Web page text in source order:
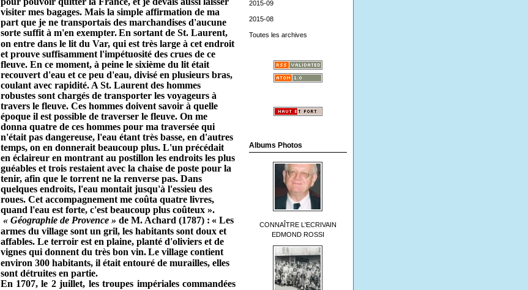
2015-09
2015-08
Toutes les archives
Albums Photos
CONNAÎTRE L'ECRIVAIN
EDMOND ROSSI
visiter mes bagages. Mais la simple affirmation de ma
part que je ne transportais des marchandises d'aucune
sorte suffit à m'en exempter. En sortant de St. Laurent,
on entre dans le lit du Var, qui est très large à cet endroit
et prouve suffisamment l'impétuosité des crues de ce
fleuve. En ce moment, à peine le sixième du lit était
recouvert d'eau et ce peu d'eau, divisé en plusieurs bras,
coulant avec rapidité. A St. Laurent des hommes
robustes sont chargés de transporter les voyageurs à
travers le fleuve. Ces hommes doivent savoir à quelle
époque il est possible de traverser le fleuve. On me
donna quatre de ces hommes pour ma traversée qui
n'était pas dangereuse, l'eau étant très basse, en d'autres
temps, on en donnerait beaucoup plus. L'un précédait
en éclaireur en montrant au postillon les endroits les plus
guéables et trois restaient avec la chaise de poste pour la
tenir, afin que le torrent ne la renverse pas. Dans
quelques endroits, l'eau montait jusqu'à l'essieu des
roues. Cet accompagnement me coûta quatre livres,
quand l'eau est forte, c'est beaucoup plus coûteux ».
« Géographie de Provence » de M. Achard (1787) : « Les
armes du village sont un gril, les habitants sont doux et
affables. Le terroir est en plaine, planté d'oliviers et de
vignes qui donnent du très bon vin. Le village contient
environ 300 habitants, il était entouré de murailles, elles
sont détruites en partie.
En 1707, le 2 juillet, les troupes impériales commandées